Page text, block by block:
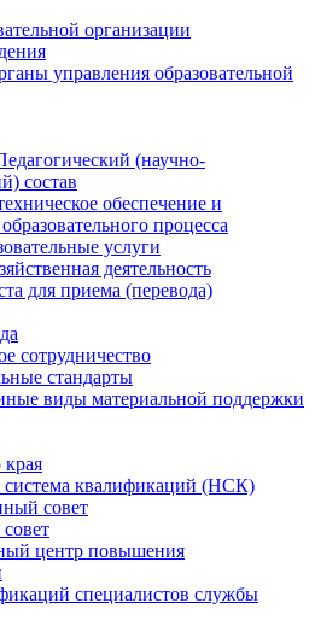
организации
управления образовательной
(научно-
состав
обеспечение и
процесса
услуги
деятельность
для приема (перевода)
сотрудничество
стандарты
виды материальной поддержки
система квалификаций (НСК)
совет
центр повышения
специалистов службы